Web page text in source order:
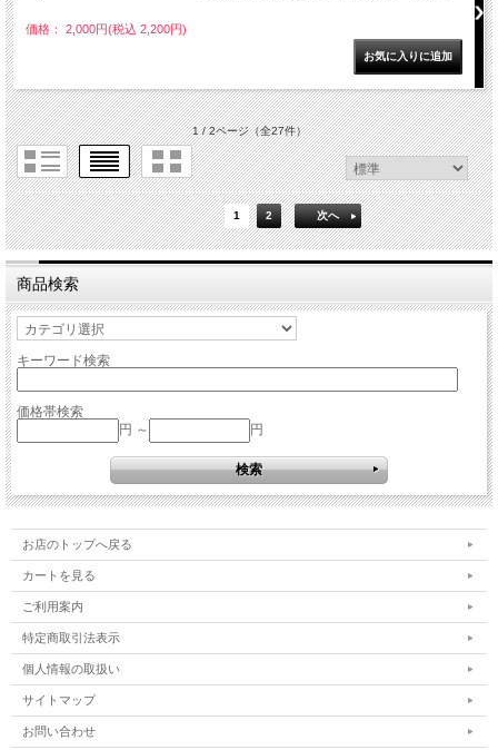
価格： 2,000円(税込 2,200円)
1 / 2ページ（全27件）
1 2 次へ
商品検索
キーワード検索
価格帯検索
円 ～
円
お店のトップへ戻る
カートを見る
ご利用案内
特定商取引法表示
個人情報の取扱い
サイトマップ
お問い合わせ